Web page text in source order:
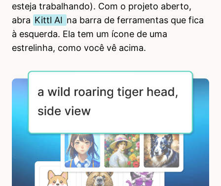
esteja trabalhando). Com o projeto aberto,
abra Kittl AI na barra de ferramentas que fica
à esquerda. Ela tem um ícone de uma
estrelinha, como você vê acima.